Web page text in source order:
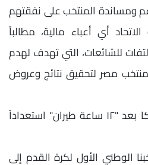
ومساندة المنتخب على نفقتهم
أي أعباء مالية، مطالباً
للشائعات، التي تهدف لهدم
مصر لتحقيق نتائج وعروض
منتخب مصر يصل إلى أمريكا بعد "١٢ ساعة طيران" استعداداً
الوطني الأول لكرة القدم إلى